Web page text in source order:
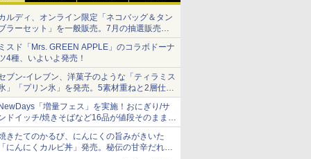
ルディ、オンライン限定「ネコバッグ＆タン
ラーセット」を一般販売。7月の抽選販売の
選無効分
スド「Mrs. GREEN APPLE」のコラボドーナ
4種、いよいよ発売！
ブン-イレブン、洋菓子のような「ティラミス
」「プリン氷」を発売。5素材重ねと2層仕立
の濃厚な味わい
「増量フェス」を実施！おにぎり/サ
ドイッチ/焼きそばなど16品が値段そのままで
リュームアップ
きたてのかるび、にんにくの旨みがきいた
にんにくカルビ丼」発売。秘伝の甘辛だれを